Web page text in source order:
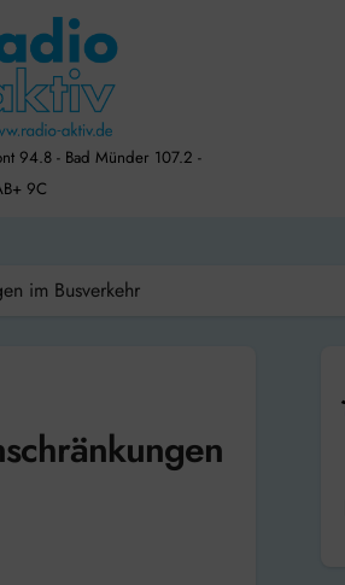
94.8 - Bad Münder 107.2 -
9C
im Busverkehr